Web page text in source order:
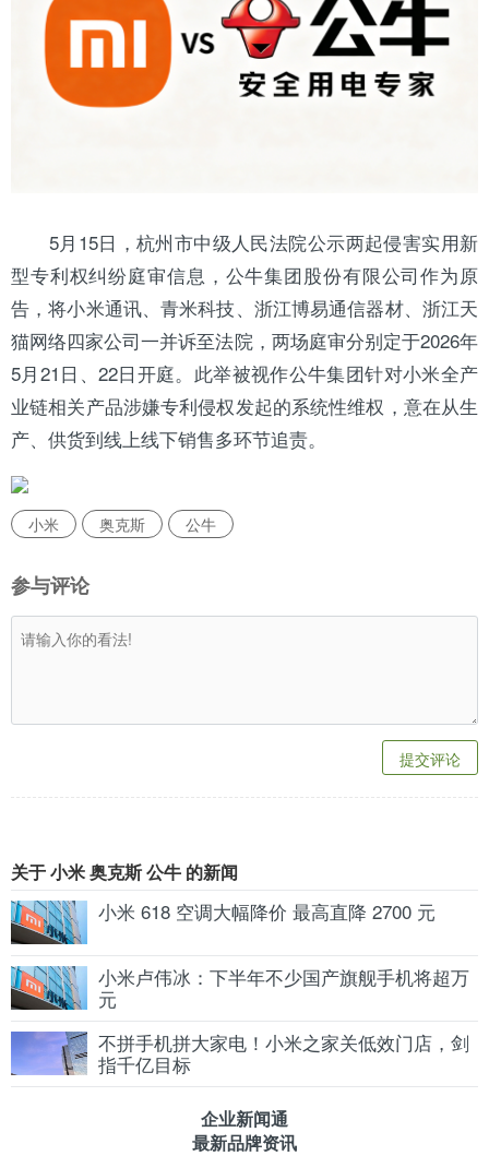
5月15日，杭州市中级人民法院公示两起侵害实用新
型专利权纠纷庭审信息，公牛集团股份有限公司作为原
告，将小米通讯、青米科技、浙江博易通信器材、浙江天
猫网络四家公司一并诉至法院，两场庭审分别定于2026年
5月21日、22日开庭。此举被视作公牛集团针对小米全产
业链相关产品涉嫌专利侵权发起的系统性维权，意在从生
产、供货到线上线下销售多环节追责。
小米 奥克斯 公牛
参与评论
提交评论
关于 小米 奥克斯 公牛 的新闻
小米 618 空调大幅降价 最高直降 2700 元
小米卢伟冰：下半年不少国产旗舰手机将超万
元
不拼手机拼大家电！小米之家关低效门店，剑
指千亿目标
企业新闻通
最新品牌资讯